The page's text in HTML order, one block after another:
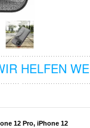
HELFEN
12 Pro, iPhone 12